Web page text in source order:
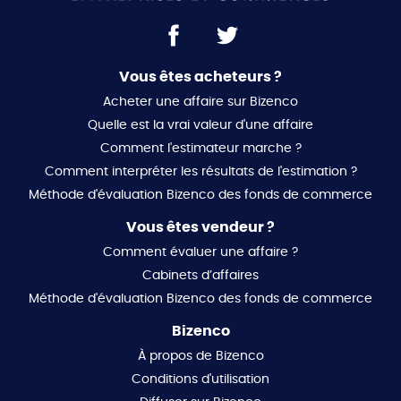
Vous êtes acheteurs ?
Acheter une affaire sur Bizenco
Quelle est la vrai valeur d'une affaire
Comment l'estimateur marche ?
Comment interpréter les résultats de l'estimation ?
Méthode d'évaluation Bizenco des fonds de commerce
Vous êtes vendeur ?
Comment évaluer une affaire ?
Cabinets d’affaires
Méthode d'évaluation Bizenco des fonds de commerce
Bizenco
À propos de Bizenco
Conditions d'utilisation